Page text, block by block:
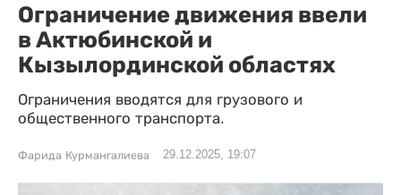
Ограничение движения ввели
в Актюбинской и
Кызылординской областях
Ограничения вводятся для грузового и
общественного транспорта.
Фарида Курмангалиева 29.12.2025, 19:07